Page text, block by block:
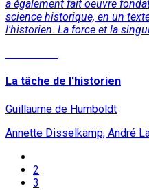
a également fait oeuvre
science historique, en un
l'historien. La force et la
La tâche de l'historien
Guillaume de Humboldt
Annette Disselkamp, André
2
3